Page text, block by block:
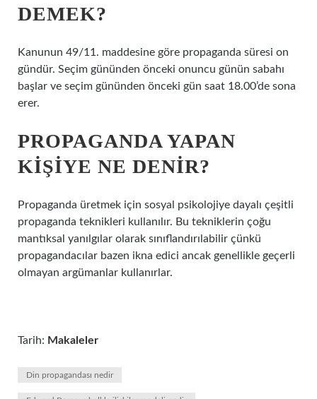
DEMEK?
Kanunun 49/11. maddesine göre propaganda süresi on
gündür. Seçim gününden önceki onuncu günün sabahı
başlar ve seçim gününden önceki gün saat 18.00’de sona
erer.
PROPAGANDA YAPAN
KIŞIYE NE DENIR?
Propaganda üretmek için sosyal psikolojiye dayalı çeşitli
propaganda teknikleri kullanılır. Bu tekniklerin çoğu
mantıksal yanılgılar olarak sınıflandırılabilir çünkü
propagandacılar bazen ikna edici ancak genellikle geçerli
olmayan argümanlar kullanırlar.
Tarih: Makaleler
Din propagandası nedir